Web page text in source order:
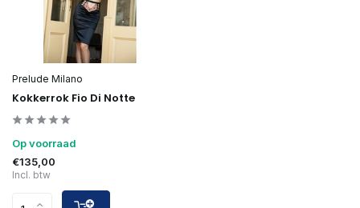
Prelude Milano
Kokkerrok Fio Di Notte
Op voorraad
€135,00
Incl. btw